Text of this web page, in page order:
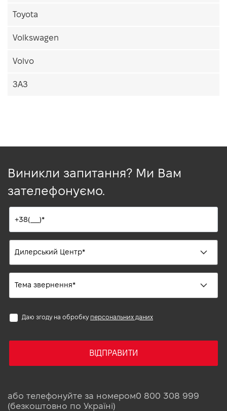
Toyota
Volkswagen
Volvo
ЗАЗ
Виникли запитання? Ми Вам
зателефонуємо.
Даю згоду на обробку персональних даних
ВІДПРАВИТИ
або телефонуйте за номером0 800 308 999
(безкоштовно по Україні)